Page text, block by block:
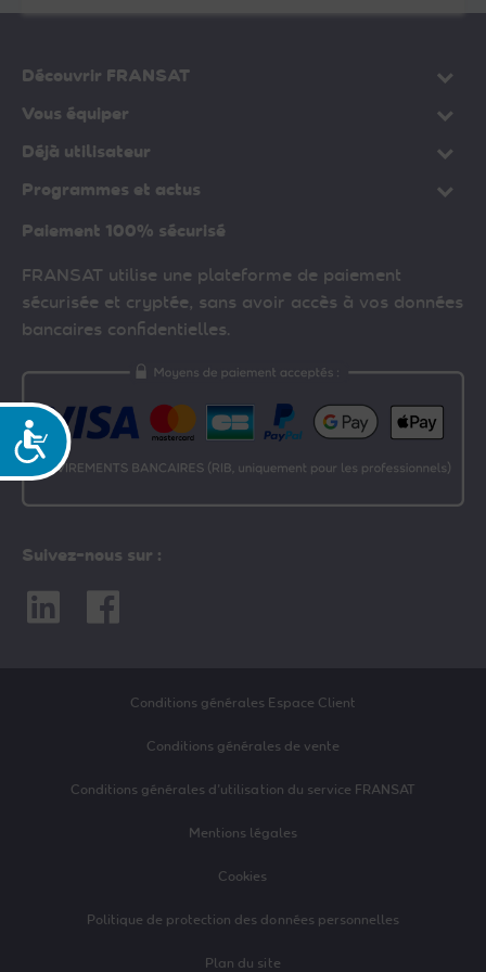
Accessibilité
Découvrir FRANSAT
Vous équiper
Déjà utilisateur
Programmes et actus
Paiement 100% sécurisé
FRANSAT utilise une plateforme de paiement
sécurisée et cryptée, sans avoir accès à vos données
bancaires confidentielles.
Suivez-nous sur :
LinkedinFacebook
Conditions générales Espace Client
Conditions générales de vente
Conditions générales d’utilisation du service FRANSAT
Mentions légales
Cookies
Politique de protection des données personnelles
Plan du site